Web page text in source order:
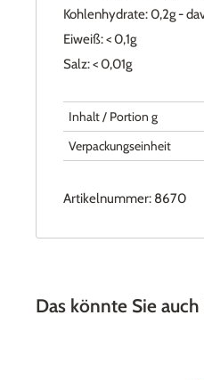
Kohlenhydrate: 0,2g -
Eiweiß: < 0,1g
Salz: < 0,01g
Inhalt / Portion g
Verpackungseinheit
Artikelnummer: 8670
Das könnte Sie